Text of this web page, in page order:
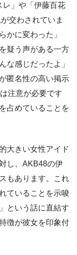
レ」や「伊藤百花
交わされていま
かに変わった」
疑う声がある一方
な感じだったよ」
匿名性の高い掲示
注意が必要です
占めていることを
大きい女性アイド
し、AKB48の伊
もあります。これ
ていることを示唆
という話に直結す
徴が彼女を印象付